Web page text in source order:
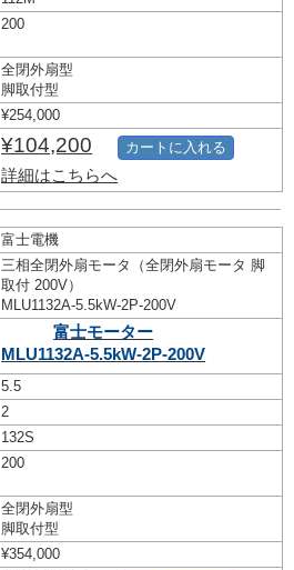
200
全閉外扇型
脚取付型
¥254,000
¥104,200
詳細はこちらへ
カートに入れる
富士電機
三相全閉外扇モータ（全閉外扇モータ 脚
取付 200V）
MLU1132A-5.5kW-2P-200V
富士モーター
MLU1132A-5.5kW-2P-200V
5.5
2
132S
200
全閉外扇型
脚取付型
¥354,000